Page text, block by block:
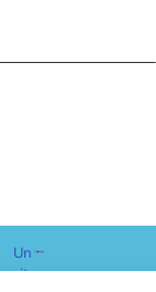
Un
site